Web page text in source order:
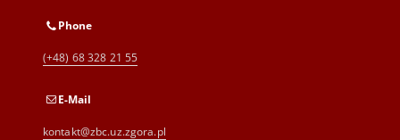
Phone
(+48) 68 328 21 55
E-Mail
kontakt@zbc.uz.zgora.pl